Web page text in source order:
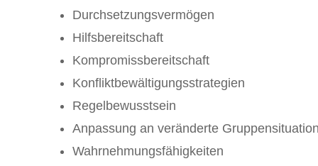
Durchsetzungsvermögen
Hilfsbereitschaft
Kompromissbereitschaft
Konfliktbewältigungsstrategien
Regelbewusstsein
Anpassung an veränderte
Wahrnehmungsfähigkeiten